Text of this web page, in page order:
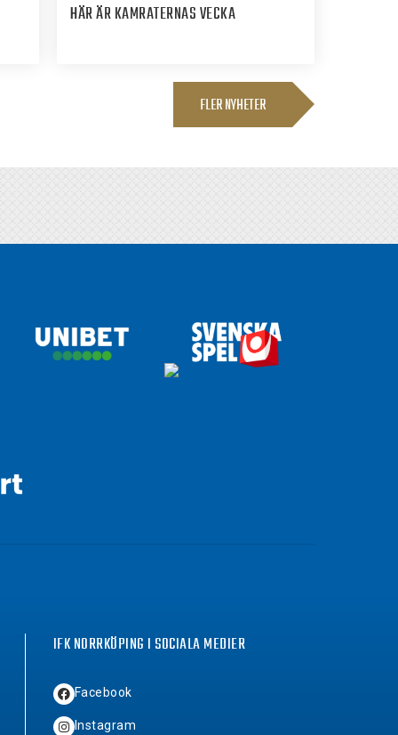
HÄR ÄR KAMRATERNAS VECKA
FLER NYHETER
IFK NORRKÖPING I SOCIALA MEDIER
Facebook
Instagram